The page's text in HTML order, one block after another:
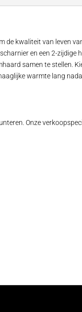
de kwaliteit van leven
en een 2-
samen te stellen.
warmte lang
Onze